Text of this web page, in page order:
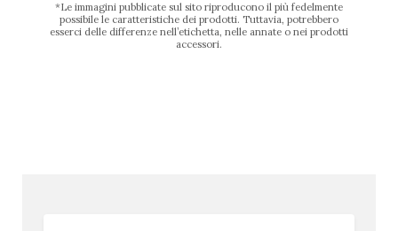
*Le immagini pubblicate sul sito riproducono il più fedelmente
possibile le caratteristiche dei prodotti. Tuttavia, potrebbero
esserci delle differenze nell’etichetta, nelle annate o nei prodotti
accessori.